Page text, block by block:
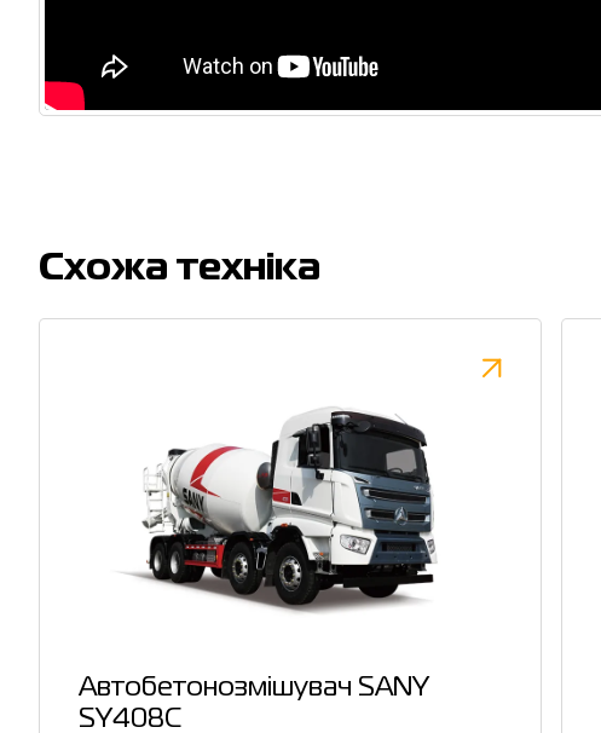
Cхожа техніка
Автобетонозмішувач SANY
SY408C